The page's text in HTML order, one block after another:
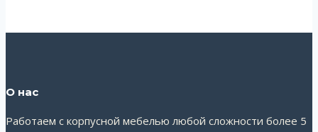
О нас
Работаем с корпусной мебелью любой сложности более 5